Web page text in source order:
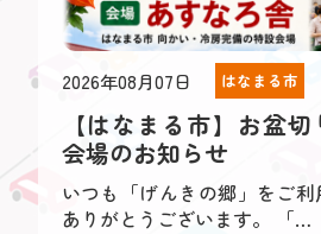
2026年08月07日 はなまる市
【はなまる市】お盆
会場のお知らせ
いつも「げんきの郷」をご
ありがとうございます。 「…